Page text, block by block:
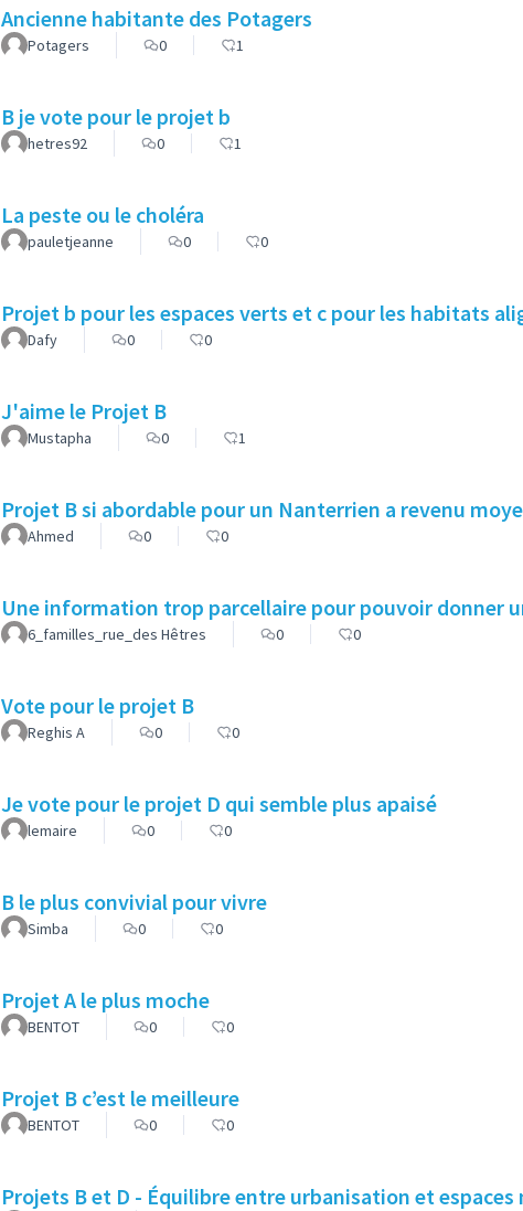
Ancienne habitante des Potagers
Potagers 0 1
B je vote pour le projet b
hetres92 0 1
La peste ou le choléra
pauletjeanne 0 0
Projet b pour les espaces verts et c pour les habitats
Dafy 0 0
J'aime le Projet B
Mustapha 0 1
Projet B si abordable pour un Nanterrien a revenu
Ahmed 0 0
Une information trop parcellaire pour pouvoir donner
6_familles_rue_des Hêtres 0 0
Vote pour le projet B
Reghis A 0 0
Je vote pour le projet D qui semble plus apaisé
lemaire 0 0
B le plus convivial pour vivre
Simba 0 0
Projet A le plus moche
BENTOT 0 0
Projet B c’est le meilleure
BENTOT 0 0
Projets B et D - Équilibre entre urbanisation et espaces